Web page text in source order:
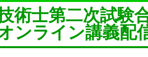
術士第二次試験
ンライン講義配